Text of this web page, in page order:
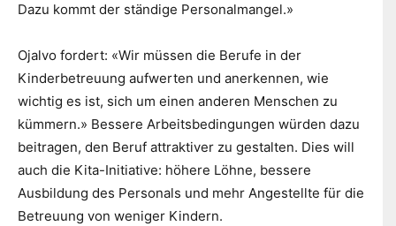
Dazu kommt der ständige Personalmangel.»
Ojalvo fordert: «Wir müssen die Berufe in der
Kinderbetreuung aufwerten und anerkennen, wie
wichtig es ist, sich um einen anderen Menschen zu
kümmern.» Bessere Arbeitsbedingungen würden dazu
beitragen, den Beruf attraktiver zu gestalten. Dies will
auch die Kita-Initiative: höhere Löhne, bessere
Ausbildung des Personals und mehr Angestellte für die
Betreuung von weniger Kindern.